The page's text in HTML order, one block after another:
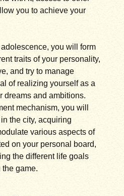
you to achieve your
you will form
traits of your personality,
and try to manage
of realizing yourself as a
dreams and ambitions.
mechanism, you will
the city, acquiring
various aspects of
on your personal board,
the different life goals
game.